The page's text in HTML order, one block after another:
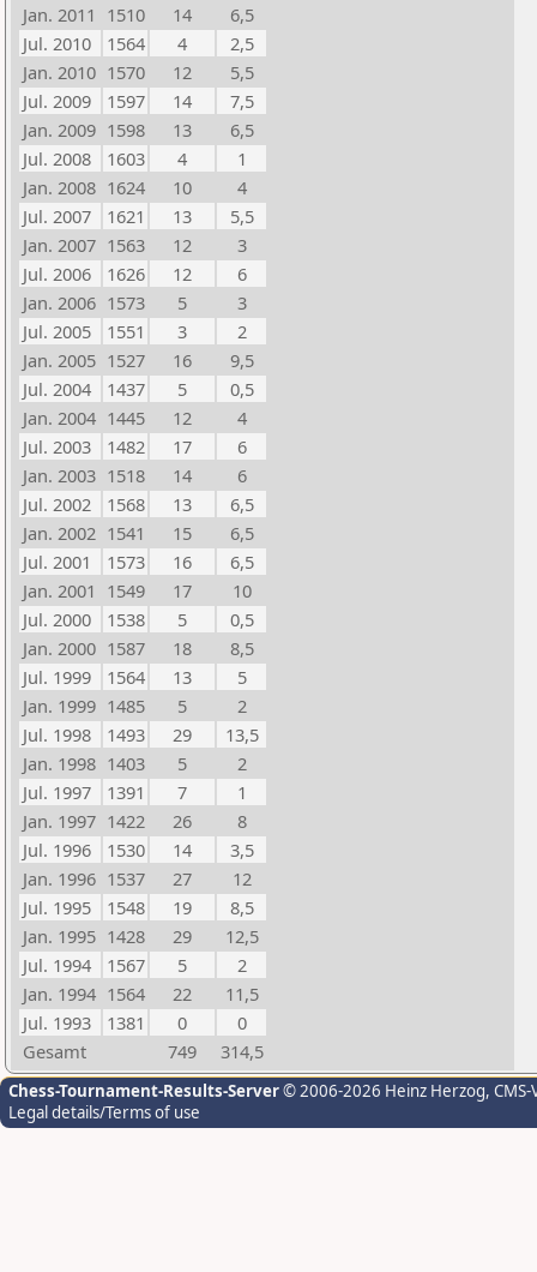
Jan. 2011 1510 14
6,5
Jul. 2010
1564 4
2,5
Jan. 2010 1570 12
5,5
Jul. 2009
1597 14
7,5
Jan. 2009 1598 13
6,5
Jul. 2008
1603 4
1
Jan. 2008 1624 10
4
Jul. 2007
1621 13
5,5
Jan. 2007 1563 12
3
Jul. 2006
1626 12
6
Jan. 2006 1573 5
3
Jul. 2005
1551 3
2
Jan. 2005 1527 16
9,5
Jul. 2004
1437 5
0,5
Jan. 2004 1445 12
4
Jul. 2003
1482 17
6
Jan. 2003 1518 14
6
Jul. 2002
1568 13
6,5
Jan. 2002 1541 15
6,5
Jul. 2001
1573 16
6,5
Jan. 2001 1549 17
10
Jul. 2000
1538 5
0,5
Jan. 2000 1587 18
8,5
Jul. 1999
1564 13
5
Jan. 1999 1485 5
2
Jul. 1998
1493 29
13,5
Jan. 1998 1403 5
2
Jul. 1997
1391 7
1
Jan. 1997 1422 26
8
Jul. 1996
1530 14
3,5
Jan. 1996 1537 27
12
Jul. 1995
1548 19
8,5
Jan. 1995 1428 29
12,5
Jul. 1994
1567 5
2
Jan. 1994 1564 22
11,5
Jul. 1993
1381 0
0
Gesamt
749 314,5
Chess-Tournament-Results-Server© 2006-2026 Heinz Herzog,
Legal details/Terms of use